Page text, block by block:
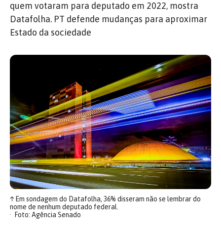
quem votaram para deputado em 2022, mostra
Datafolha. PT defende mudanças para aproximar
Estado da sociedade
↑Em sondagem do Datafolha, 36% disseram não se lembrar do
nome de nenhum deputado federal.
Foto: Agência Senado